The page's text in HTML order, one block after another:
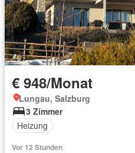
€ 948/Monat
Lungau, Salzburg
3 Zimmer
Heizung
Vor 12 Stunden